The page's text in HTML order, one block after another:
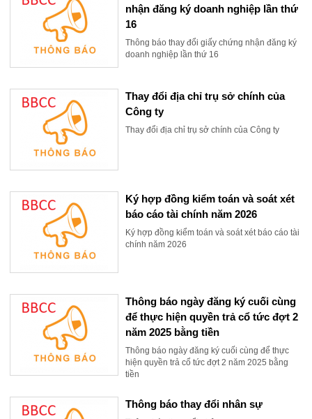
nhận đăng ký doanh nghiệp lần thứ
16
Thông báo thay đổi giấy chứng nhận đăng ký
doanh nghiệp lần thứ 16
Thay đổi địa chỉ trụ sở chính của
Công ty
Thay đổi địa chỉ trụ sở chính của Công ty
Ký hợp đồng kiểm toán và soát xét
báo cáo tài chính năm 2026
Ký hợp đồng kiểm toán và soát xét báo cáo tài
chính năm 2026
Thông báo ngày đăng ký cuối cùng
để thực hiện quyền trả cổ tức đợt 2
năm 2025 bằng tiền
Thông báo ngày đăng ký cuối cùng để thực
hiện quyền trả cổ tức đợt 2 năm 2025 bằng
tiền
Thông báo thay đổi nhân sự